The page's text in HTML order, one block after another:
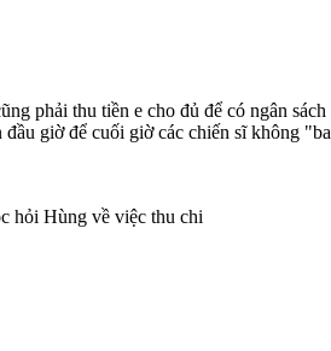
phải thu tiền e cho đủ để có ngân
giờ để cuối giờ các chiến sĩ không
hỏi Hùng về việc thu chi